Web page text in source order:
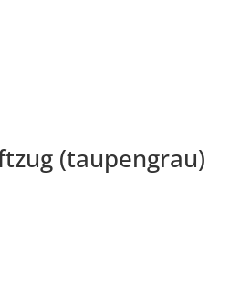
(taupengrau)